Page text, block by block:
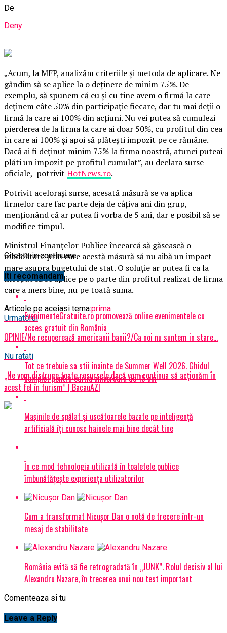
De
Deny
„Acum, la MFP, analizăm criteriile şi metoda de aplicare. Ne
gândim să se aplice la o deţinere de minim 75%. De
exemplu, să spunem că eu şi cu tine avem o firmă la care
deţinem câte 50% din participaţie fiecare, dar tu mai deţii o
firmă la care ai 100% din acţiuni. Nu vei putea să cumulezi
pierderea de la firma la care ai doar 50%, cu profitul din cea
în care ai 100% şi apoi să plăteşti impozit pe ce rămâne.
Dacă ai fi deţinut minim 75% la firma noastră, atunci puteai
plăti un impozit pe profitul cumulat”, au declara surse
oficiale, potrivit HotNews.ro.
Potrivit aceloraşi surse, acesată măsură se va aplica
firmelor care fac parte deja de câţiva ani din grup,
menţionând că ar putea fi vorba de 5 ani, dar e posibil să se
modifice timpul.
Ministrul Finanţelor Publice încearcă să găsească o
modolitate prin care acestă măsură să nu aibă un impact
mare asupra bugetului de stat. O soluţie ar putea fi ca la
început să se aplice pe o parte din profitul realizat de firma
care a mers bine, nu pe toată suma.
Articole pe aceiasi tema:prima
Urmatorul
OPINIE/Ne recuperează americanii banii?/Ca noi nu suntem in stare…
Nu ratati
„Ne vom distruge toate resursele dacă vom continua să acţionăm în
acest fel în turism” | BacauAZI
Citeste in continuare
Iti recomandam
EvenimenteGratuite.ro promovează online evenimentele cu
acces gratuit din România
Tot ce trebuie sa stii inainte de Summer Well 2026. Ghidul
complet pentru editia aniversara de 15 ani
Mașinile de spălat și uscătoarele bazate pe inteligență
artificială îți cunosc hainele mai bine decât tine
În ce mod tehnologia utilizată în toaletele publice
îmbunătățește experiența utilizatorilor
Cum a transformat Nicușor Dan o notă de trecere într-un
mesaj de stabilitate
România evită să fie retrogradată în „JUNK”. Rolul decisiv al lui
Alexandru Nazare, în trecerea unui nou test important
Comenteaza si tu
Leave a Reply